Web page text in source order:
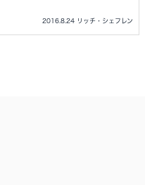
2016.8.24 リッチ・シェフレン